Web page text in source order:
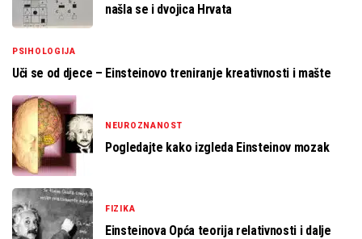
našla se i dvojica Hrvata
PSIHOLOGIJA
Uči se od djece – Einsteinovo treniranje kreativnosti i mašte
NEUROZNANOST
Pogledajte kako izgleda Einsteinov mozak
FIZIKA
Einsteinova Opća teorija relativnosti i dalje